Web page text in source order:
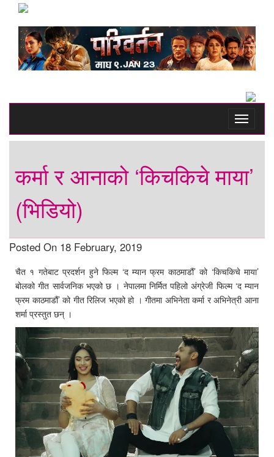
Toggle
कर्मा र आनाको ‘किचकिचे माया’
(भिडियो)
Posted On 18 February, 2019
चैत १ गतेबाट प्रदर्शन हुने फिल्म ‘द म्यान फ्रम काठमाडौं’ को ‘किचकिचे माया’
बोलको गीत सार्वजनिक भएको छ । नेपालमा निर्मित पहिलो अंग्रेजी फिल्म ‘द म्यान
फ्रम काठमाडौं’ को गीत रिलिज भएको हो । गीतमा अभिनेता कर्मा र अभिनेत्री आना
शर्मा प्रस्तुत छन् ।